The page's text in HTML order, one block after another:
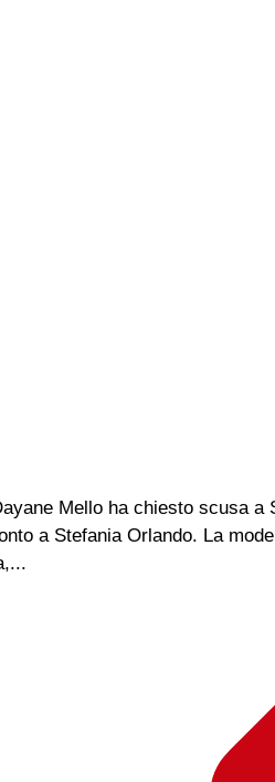
Mello ha chiesto scusa
a Stefania Orlando. La